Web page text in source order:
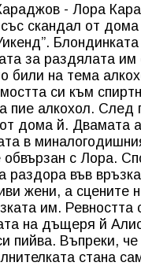
- Лора
скандал от
за раздялата
били на тема
си към
пие алкохол.
дома й. Двамата
в
с Лора.
раздора във
жени, а сцените
им. Ревността
на дъщеря й
пийва. Въпреки,
стана